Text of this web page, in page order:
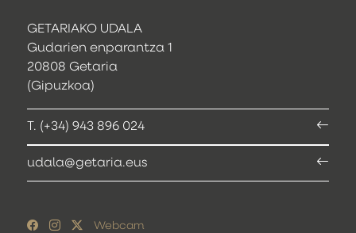
GETARIAKO UDALA
Gudarien enparantza 1
20808 Getaria
(Gipuzkoa)
T. (+34) 943 896 024
udala@getaria.eus
Webcam